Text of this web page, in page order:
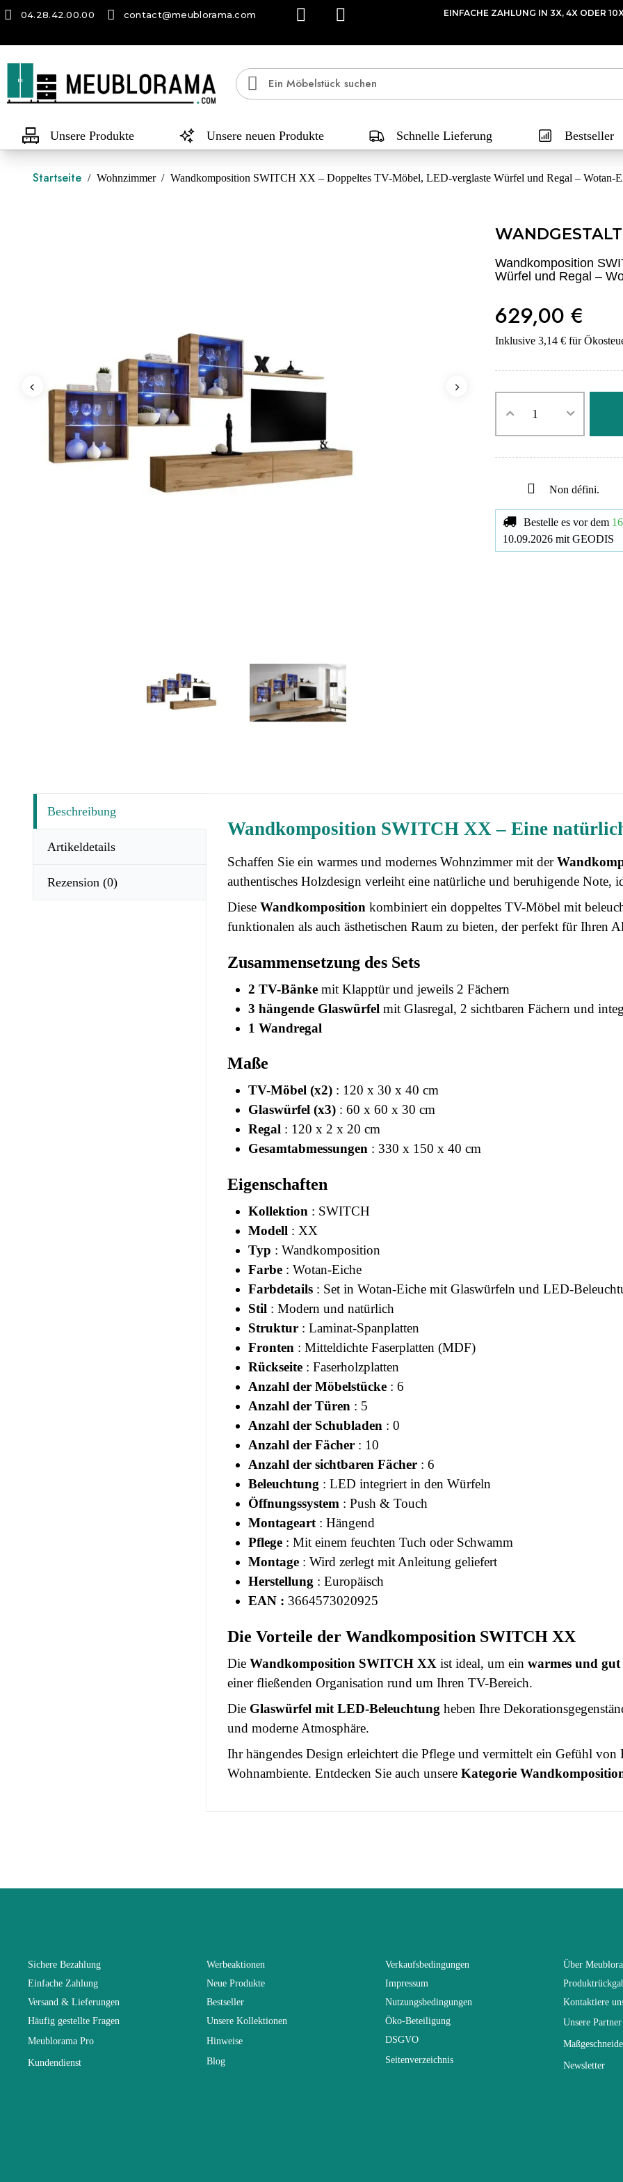
04.28.42.00.00 contact@meublorama.com EINFACHE ZAHLUNG IN 3X, 4X ODER
Unsere Produkte Unsere neuen Produkte Schnelle Lieferung Bestseller
Startseite Wohnzimmer Wandkomposition SWITCH XX – Doppeltes TV-Möbel, LED-verglaste Würfel und Regal – Wotan-
Wandkomposition
Würfel und Regal –
629,00 €
Inklusive 3,14 € für
Non défini.
Bestelle es vor dem
10.09.2026 mit GEODIS
Beschreibung
Artikeldetails
Rezension (0)
Wandkomposition SWITCH XX – Eine
Schaffen Sie ein warmes und modernes Wohnzimmer mit der
authentisches Holzdesign verleiht eine natürliche und beruhigende Note,
Diese Wandkomposition kombiniert ein doppeltes TV-Möbel mit
funktionalen als auch ästhetischen Raum zu bieten, der perfekt für Ihren
Zusammensetzung des Sets
2 TV-Bänke mit Klapptür und jeweils 2 Fächern
3 hängende Glaswürfel mit Glasregal, 2 sichtbaren Fächern und
1 Wandregal
Maße
TV-Möbel (x2) : 120 x 30 x 40 cm
Glaswürfel (x3) : 60 x 60 x 30 cm
Regal : 120 x 2 x 20 cm
Gesamtabmessungen : 330 x 150 x 40 cm
Eigenschaften
Kollektion : SWITCH
Modell : XX
Typ : Wandkomposition
Farbe : Wotan-Eiche
Farbdetails : Set in Wotan-Eiche mit Glaswürfeln und LED-
Stil : Modern und natürlich
Struktur : Laminat-Spanplatten
Fronten : Mitteldichte Faserplatten (MDF)
Rückseite : Faserholzplatten
Anzahl der Möbelstücke : 6
Anzahl der Türen : 5
Anzahl der Schubladen : 0
Anzahl der Fächer : 10
Anzahl der sichtbaren Fächer : 6
Beleuchtung : LED integriert in den Würfeln
Öffnungssystem : Push & Touch
Montageart : Hängend
Pflege : Mit einem feuchten Tuch oder Schwamm
Montage : Wird zerlegt mit Anleitung geliefert
Herstellung : Europäisch
EAN : 3664573020925
Die Vorteile der Wandkomposition SWITCH XX
Die Wandkomposition SWITCH XX ist ideal, um ein warmes und
einer fließenden Organisation rund um Ihren TV-Bereich.
Die Glaswürfel mit LED-Beleuchtung heben Ihre
und moderne Atmosphäre.
Ihr hängendes Design erleichtert die Pflege und vermittelt ein Gefühl von
Wohnambiente. Entdecken Sie auch unsere Kategorie
Lieferzeiten (Anz. Tage)
Sichere Bezahlung
Einfache Zahlung
Versand & Lieferungen
Häufig gestellte Fragen
Meublorama Pro
Kundendienst
Werbeaktionen
Neue Produkte
Bestseller
Unsere Kollektionen
Hinweise
Blog
Verkaufsbedingungen
Impressum
Nutzungsbedingungen
Öko-Beteiligung
DSGVO
Seitenverzeichnis
Über
Kontaktiere
Unsere Partner
Newsletter